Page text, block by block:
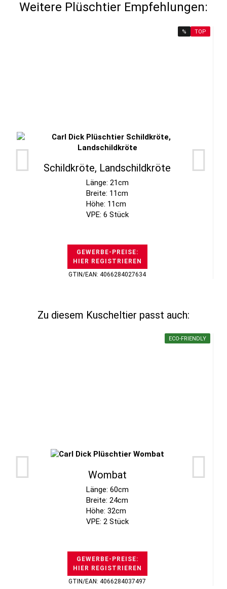
Weitere Plüschtier Empfehlungen:
% TOP
Schildkröte, Landschildkröte
Länge: 21cm
Breite: 11cm
Höhe: 11cm
VPE: 6 Stück
GEWERBE-PREISE:
HIER REGISTRIEREN
GTIN/EAN: 4066284027634
Zu diesem Kuscheltier passt auch:
ECO-FRIENDLY
Wombat
Länge: 60cm
Breite: 24cm
Höhe: 32cm
VPE: 2 Stück
GEWERBE-PREISE:
HIER REGISTRIEREN
GTIN/EAN: 4066284037497